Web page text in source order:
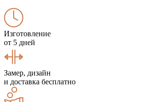
Изготовление
от 5 дней
Замер, дизайн
и доставка бесплатно